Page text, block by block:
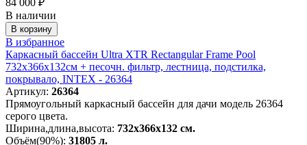
84 000 ₽
В наличии
В корзину
В избранное
Каркасный бассейн Ultra XTR Rectangular Frame Pool
732х366х132см + песочн. фильтр, лестница, подстилка,
покрывало, INTEX - 26364
Артикул: 26364
Прямоугольный каркасный бассейн для дачи модель 26364
серого цвета.
Ширина,длина,высота: 732х366х132 см.
Объём(90%): 31805 л.